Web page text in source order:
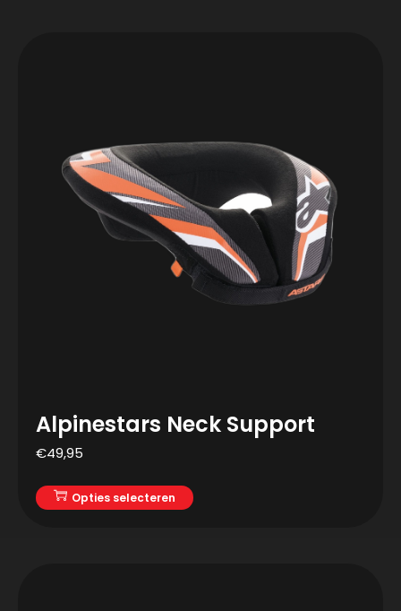
Alpinestars Neck Support
€49,95
Opties selecteren